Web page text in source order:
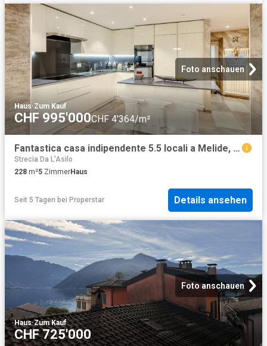
Foto anschauen
Haus·Zum Kauf
CHF 995'000CHF 4'364/m²
Fantastica casa indipendente 5.5 locali a Melide, Canton TI
Strecia Da L'Asilo
228 m²5 ZimmerHaus
Seit 5 Tagen bei Properstar Details ansehen
Foto anschauen
Haus·Zum Kauf
CHF 725'000